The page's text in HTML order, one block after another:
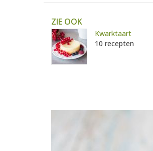
ZIE OOK
Kwarktaart
10 recepten